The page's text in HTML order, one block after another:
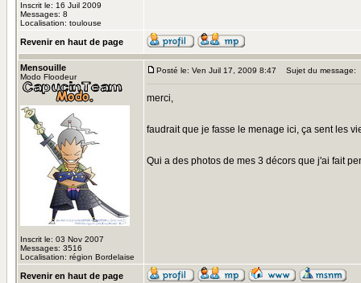
Inscrit le: 16 Juil 2009
Messages: 8
Localisation: toulouse
Revenir en haut de page
Mensouille
Modo Floodeur
Inscrit le: 03 Nov 2007
Messages: 3516
Localisation: région Bordelaise
Posté le: Ven Juil 17, 2009 8:47 Sujet du message:
merci,
faudrait que je fasse le menage ici, ça sent les
Qui a des photos de mes 3 décors que j'ai fait
Revenir en haut de page